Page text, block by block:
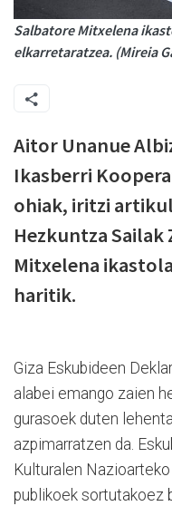
Salbatore Mitxelena
elkarretaratzea. (Mireia
Aitor Unanue
Ikasberri
ohiak, iritzi
Hezkuntza
Mitxelena
haritik.
Giza Eskubideen
alabei emango zaien
gurasoek duten
azpimarratzen da.
Kulturalen
publikoek sortutakoez